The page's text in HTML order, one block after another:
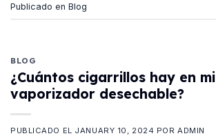
Publicado en Blog
BLOG
¿Cuántos cigarrillos hay en mi
vaporizador desechable?
PUBLICADO EL JANUARY 10, 2024 PORADMIN